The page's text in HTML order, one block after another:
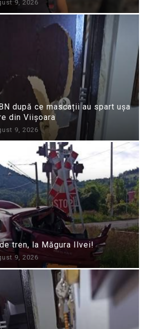
9, 2026
după ce mascații au spart ușa
din Viișoara
9, 2026
tren, la Măgura Ilvei!
9, 2026